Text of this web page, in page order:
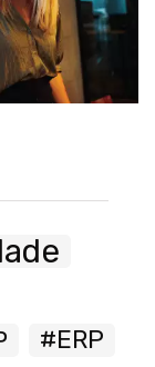
#ERP